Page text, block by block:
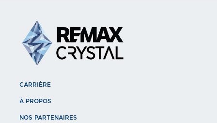
CARRIÈRE
À PROPOS
NOS PARTENAIRES